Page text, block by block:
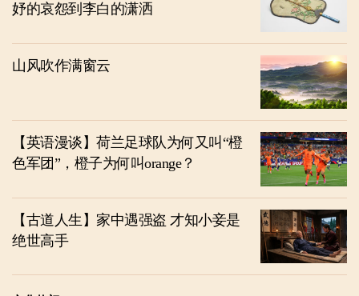
妤的哀怨到李白的潇洒
山风吹作满窗云
【英语漫谈】荷兰足球队为何又叫“橙
色军团”，橙子为何叫orange？
【古道人生】家中遇强盗 才知小妾是
绝世高手